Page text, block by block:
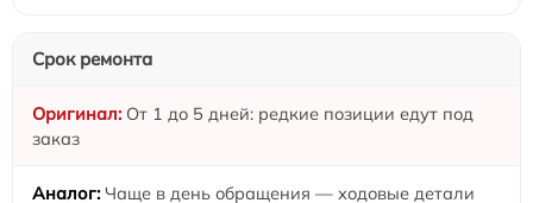
Срок ремонта
От 1 до 5 дней: редкие позиции едут под
заказ
Чаще в день обращения — ходовые детали